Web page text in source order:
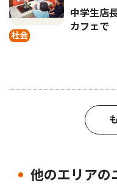
社会
中学生店
カフェで
他のエリアの